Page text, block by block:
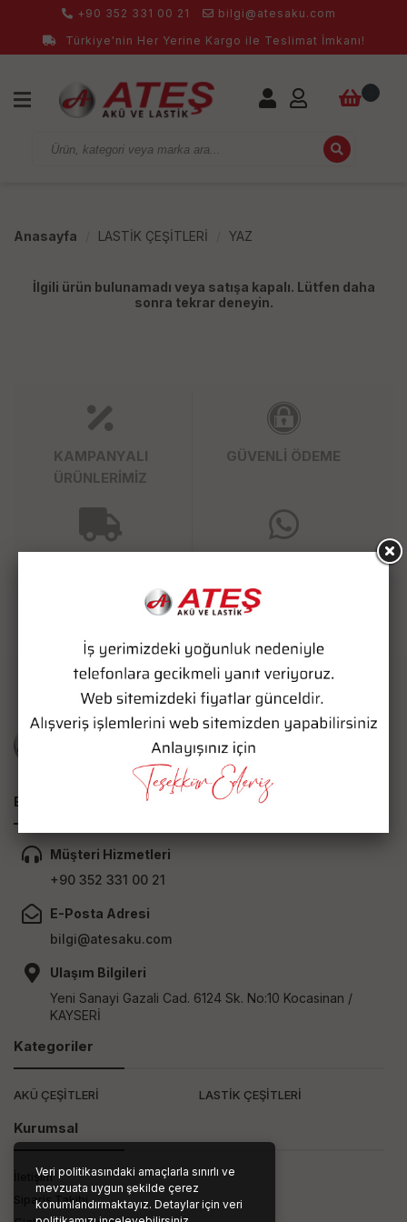
Veri politikasındaki amaçlarla sınırlı ve
mevzuata uygun şekilde çerez
konumlandırmaktayız. Detaylar için veri
+90 352 331 00 21
bilgi@atesaku.com
Türkiye'nin Her Yerine Kargo ile Teslimat İmkanı!
Anasayfa LASTİK ÇEŞİTLERİ YAZ
İlgili ürün bulunamadı veya satışa kapalı. Lütfen daha
sonra tekrar deneyin.
KAMPANYALI
ÜRÜNLERİMİZ
GÜVENLİ ÖDEME
Bize Ulaşın
Müşteri Hizmetleri
+90 352 331 00 21
E-Posta Adresi
bilgi@atesaku.com
Ulaşım Bilgileri
Yeni Sanayi Gazali Cad. 6124 Sk. No:10 Kocasinan /
KAYSERİ
Kategoriler
AKÜ ÇEŞİTLERİ LASTİK ÇEŞİTLERİ
Kurumsal
İletişim
Sipariş Takibi